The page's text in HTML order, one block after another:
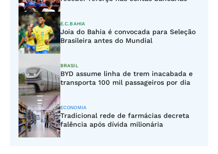
E.C.BAHIA
Joia do Bahia é convocada para Seleção
Brasileira antes do Mundial
BRASIL
BYD assume linha de trem inacabada e
transporta 100 mil passageiros por dia
ECONOMIA
Tradicional rede de farmácias decreta
falência após dívida milionária